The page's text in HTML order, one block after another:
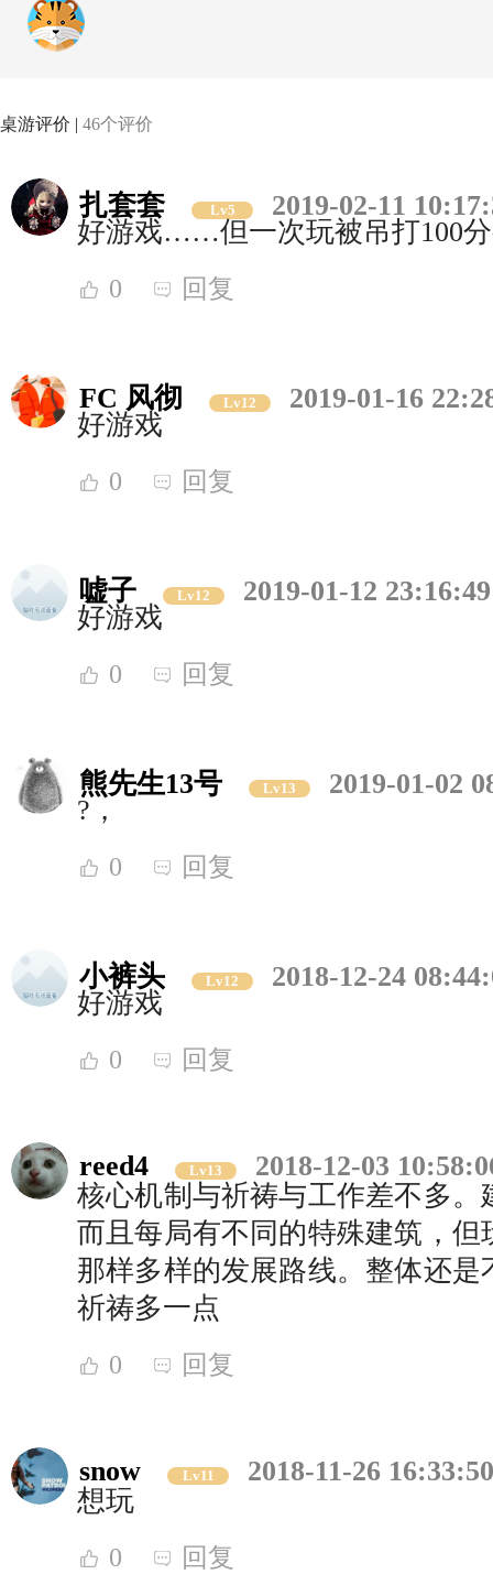
桌游评价 | 46个评价
扎套套 Lv5
2019-02-11
好游戏……但一次玩被吊打100
0 回复
FC 风彻 Lv12
2019-01-16
好游戏
0 回复
嘘子 Lv12
2019-01-12 23:16:49
好游戏
0 回复
熊先生13号 Lv13
2019-01-02
?，
0 回复
小裤头 Lv12
2018-12-24
好游戏
0 回复
reed4 Lv13
2018-12-03
核心机制与祈祷与工作差不多
而且每局有不同的特殊建筑，
那样多样的发展路线。整体还
祈祷多一点
0 回复
snow Lv11
2018-11-26 16:33:50
想玩
0 回复